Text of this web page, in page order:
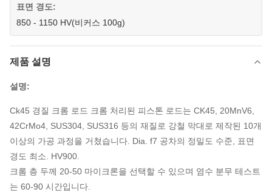
표면 경도:
850 - 1150 HV(비커스 100g)
제품 설명
설명:
Ck45 경질 크롬 로드 크롬 처리된 피스톤 로드는 CK45, 20MnV6,
42CrMo4, SUS304, SUS316 등의 재질로 강철 막대로 제작된 10개
이상의 가공 과정을 거쳤습니다. Dia. f7 공차의 정밀도 수준, 표면
경도 최소. HV900.
크롬 층 두께 20-50 마이크론을 선택할 수 있으며 염수 분무 테스트
는 60-90 시간입니다.